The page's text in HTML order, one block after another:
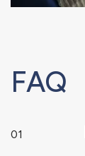
FAQ
01